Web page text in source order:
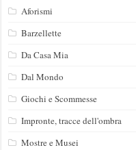
Aforismi
Barzellette
Da Casa Mia
Dal Mondo
Giochi e Scommesse
Impronte, tracce dell'ombra
Mostre e Musei